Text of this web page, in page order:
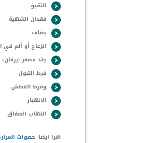
التقيؤ
فقدان الشهية
جفاف
انزعاج أو ألم في
جلد مصفر (يرقان)
فرط التبول
وفرط العطش
الانهيار
التهاب الصفاق
اقرأ ايضا: حصوات